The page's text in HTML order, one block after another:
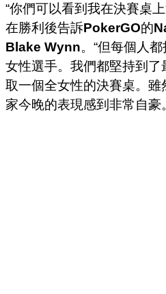
“你們可以看到我在決賽桌
在勝利後告訴PokerGO的
Blake Wynn。“但每個人
女性選手。我們都堅持到
取一個全女性的決賽桌。
家今晚的表現感到非常自豪